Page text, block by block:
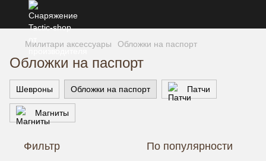
Милитари аксессуары Обложки на паспорт
Обложки на паспорт
Шевроны Обложки на паспорт Патчи
Магниты
Фильтр По популярности